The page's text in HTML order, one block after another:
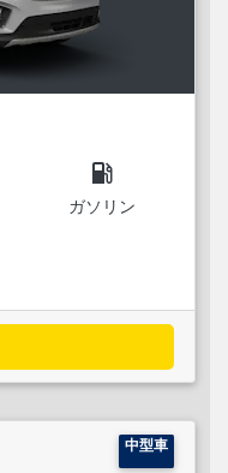
local_gas_station
ガソリン
中型車